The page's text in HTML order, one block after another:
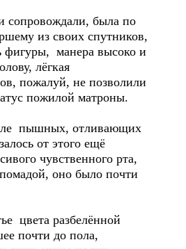
сопровождали, была по
из своих спутников,
фигуры, манера высоко и
лёгкая
пожалуй, не позволили
пожилой матроны.
пышных, отливающих
от этого ещё
чувственного рта,
оно было почти
цвета разбелённой
почти до пола,